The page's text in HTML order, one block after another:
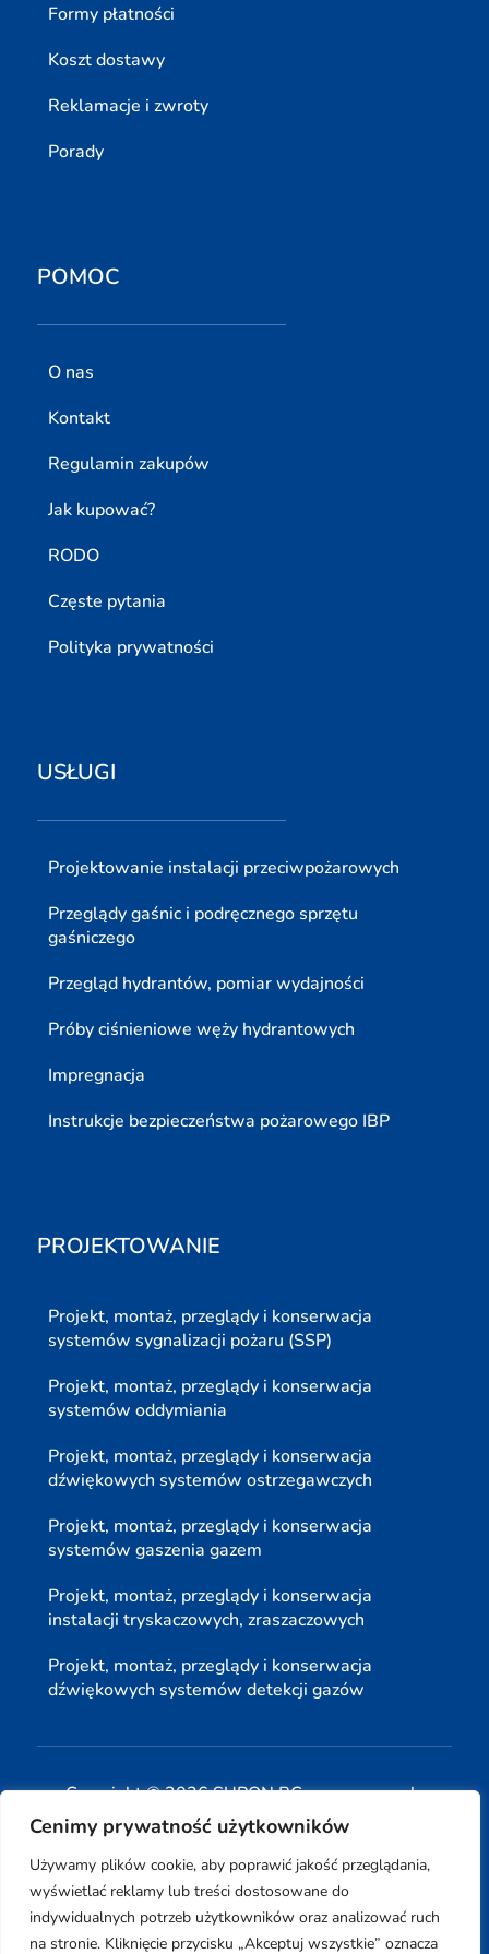
Cenimy prywatność użytkowników
Używamy plików cookie, aby poprawić jakość przeglądania,
wyświetlać reklamy lub treści dostosowane do
indywidualnych potrzeb użytkowników oraz analizować ruch
na stronie. Kliknięcie przycisku „Akceptuj wszystkie” oznacza
Formy płatności
Koszt dostawy
Reklamacje i zwroty
Porady
POMOC
O nas
Kontakt
Regulamin zakupów
Jak kupować?
RODO
Częste pytania
Polityka prywatności
USŁUGI
Projektowanie instalacji przeciwpożarowych
Przeglądy gaśnic i podręcznego sprzętu
gaśniczego
Przegląd hydrantów, pomiar wydajności
Próby ciśnieniowe węży hydrantowych
Impregnacja
Instrukcje bezpieczeństwa pożarowego IBP
PROJEKTOWANIE
Projekt, montaż, przeglądy i konserwacja
systemów sygnalizacji pożaru (SSP)
Projekt, montaż, przeglądy i konserwacja
systemów oddymiania
Projekt, montaż, przeglądy i konserwacja
dźwiękowych systemów ostrzegawczych
Projekt, montaż, przeglądy i konserwacja
systemów gaszenia gazem
Projekt, montaż, przeglądy i konserwacja
instalacji tryskaczowych, zraszaczowych
Projekt, montaż, przeglądy i konserwacja
dźwiękowych systemów detekcji gazów
Copyright © 2026 SUPON BC sp, z o. o. sp. k.
| Realizacja: www.woh.group